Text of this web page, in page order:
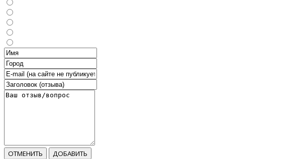
ОТМЕНИТЬ ДОБАВИТЬ